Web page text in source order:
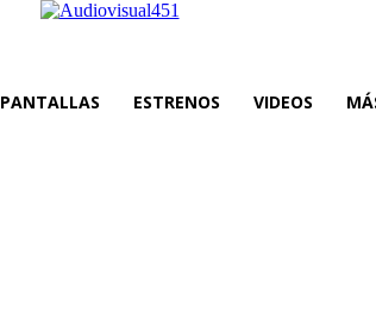
PANTALLAS ESTRENOS VIDEOS